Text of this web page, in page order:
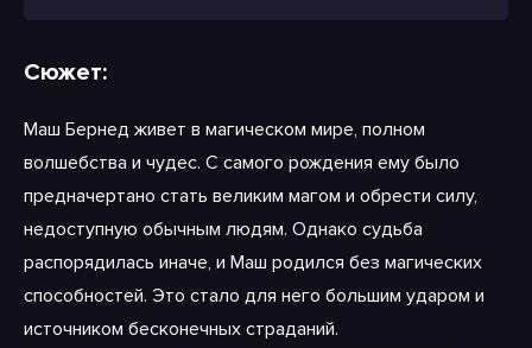
Сюжет:
Маш Бернед живет в магическом мире, полном
волшебства и чудес. С самого рождения ему было
предначертано стать великим магом и обрести силу,
недоступную обычным людям. Однако судьба
распорядилась иначе, и Маш родился без магических
способностей. Это стало для него большим ударом и
источником бесконечных страданий.